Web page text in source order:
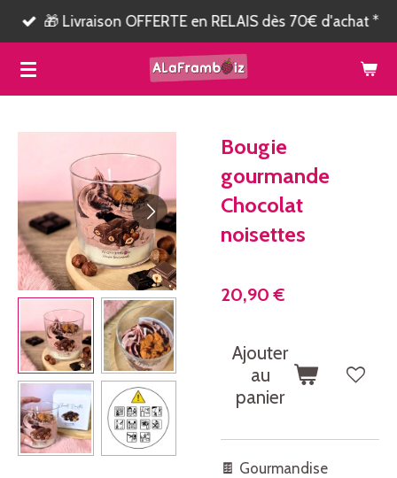
Passer
au
contenu
principal
🎁 Livraison OFFERTE en RELAIS dès 70€ d'achat *
Bougie
gourmande
Chocolat
noisettes
20,90 €
Ajouter
au
panier
🍫 Gourmandise